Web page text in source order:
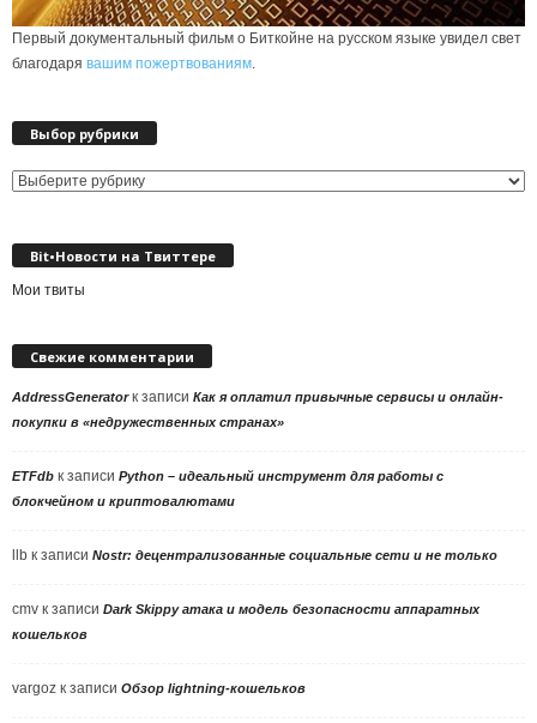
Первый документальный фильм о Биткойне на русском языке увидел свет
благодаря вашим пожертвованиям.
Выбор рубрики
Выбор
Bit•Новости на Твиттере
Мои твиты
Свежие комментарии
AddressGeneratorк записи Как я оплатил привычные сервисы и онлайн-
покупки в «недружественных странах»
ETFdb к записи Python – идеальный инструмент для работы с
блокчейном и криптовалютами
llb к записи Nostr: децентрализованные социальные сети и не только
cmv к записи Dark Skippy атака и модель безопасности аппаратных
кошельков
vargoz к записи Обзор lightning-кошельков